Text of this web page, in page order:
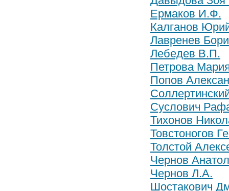
Ермаков И.Ф.
Калганов
Лавренев
Лебедев В.П.
Петрова
Попов
Суслович
Тихонов
Товстоногов
Толстой
Чернов
Чернов Л.А.
Шостакович